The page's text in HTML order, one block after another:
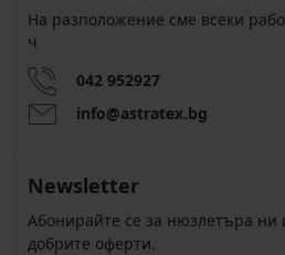
На разположение сме всеки
ч
042 952927
info@astratex.bg
Newsletter
Абонирайте се за нюзлетъра ни
добрите оферти.